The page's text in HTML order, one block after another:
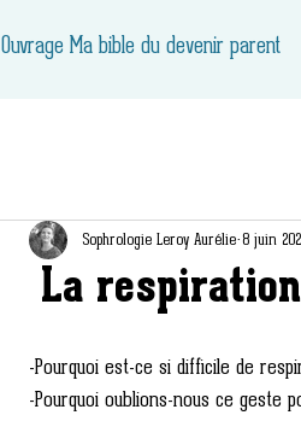
Ouvrage Ma bible du devenir parent
La
Sophrologie Leroy Aurélie 8 juin
-Pourquoi est-ce si difficile de
-Pourquoi oublions-nous ce geste